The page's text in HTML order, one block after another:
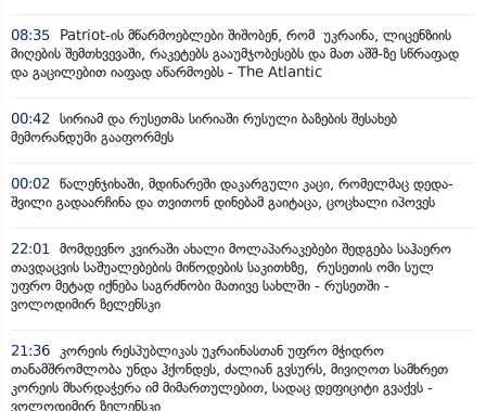
08:35
Patriot-ის მწარმოებლები შიშობენ, რომ უკრაინა, ლიცენზიის
მიღების შემთხვევაში, რაკეტებს გააუმჯობესებს და მათ აშშ-ზე სწრაფად
და გაცილებით იაფად აწარმოებს - The Atlantic
00:42
სირიამ და რუსეთმა სირიაში რუსული ბაზების შესახებ
მემორანდუმი გააფორმეს
00:02
წალენჯიხაში, მდინარეში დაკარგული კაცი, რომელმაც დედა-
შვილი გადაარჩინა და თვითონ დინებამ გაიტაცა, ცოცხალი იპოვეს
22:01
მომდევნო კვირაში ახალი მოლაპარაკებები შედგება საჰაერო
თავდაცვის საშუალებების მიწოდების საკითხზე, რუსეთის ომი სულ
უფრო მეტად იქნება საგრძნობი მათივე სახლში - რუსეთში -
ვოლოდიმირ ზელენსკი
21:36
კორეის რესპუბლიკას უკრაინასთან უფრო მჭიდრო
თანამშრომლობა უნდა ჰქონდეს, ძალიან გვსურს, მივიღოთ სამხრეთ
კორეის მხარდაჭერა იმ მიმართულებით, სადაც დეფიციტი გვაქვს -
ვოლოდიმირ ზელენსკი